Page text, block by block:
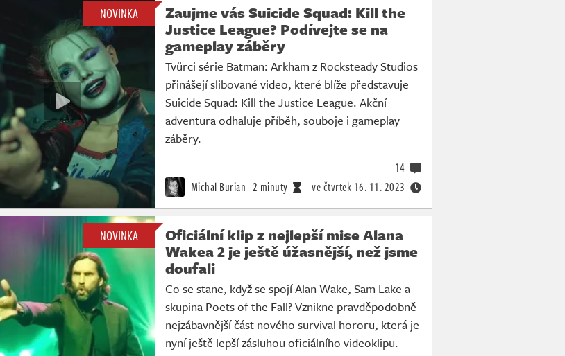
NOVINKA
Zaujme vás Suicide Squad: Kill the
Justice League? Podívejte se na
gameplay záběry
Tvůrci série Batman: Arkham z Rocksteady Studios
přinášejí slibované video, které blíže představuje
Suicide Squad: Kill the Justice League. Akční
adventura odhaluje příběh, souboje i gameplay
záběry.
Michal Burian 2 minuty ve čtvrtek 16. 11. 2023
14
NOVINKA
Oficiální klip z nejlepší mise Alana
Wakea 2 je ještě úžasnější, než jsme
doufali
Co se stane, když se spojí Alan Wake, Sam Lake a
skupina Poets of the Fall? Vznikne pravděpodobně
nejzábavnější část nového survival hororu, která je
nyní ještě lepší zásluhou oficiálního videoklipu.